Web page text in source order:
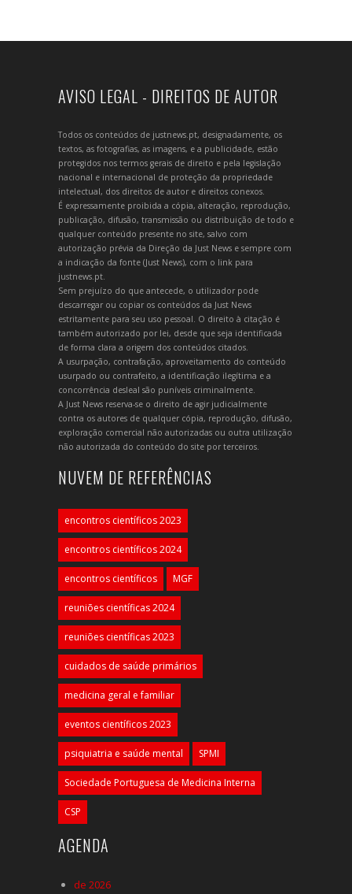
AVISO LEGAL - DIREITOS DE AUTOR
Todos os conteúdos de justnews.pt, designadamente, os
textos, as fotografias, as imagens, e a publicidade, estão
protegidos nos termos gerais de direito e pela legislação
nacional e internacional de proteção da propriedade
intelectual, dos direitos de autor e direitos conexos.
É expressamente proibida a cópia, alteração, reprodução,
publicação, difusão, transmissão ou distribuição de todo e
qualquer conteúdo presente no site, salvo com
autorização prévia da Direção da Just News e sempre com
a indicação da fonte (Just News), com o link para
justnews.pt.
Sem prejuízo do que antecede, o utilizador pode
descarregar ou copiar os conteúdos da Just News
estritamente para seu uso pessoal. O direito à citação é
também autorizado por lei, desde que seja identificada
de forma clara a origem dos conteúdos citados.
A usurpação, contrafação, aproveitamento do conteúdo
usurpado ou contrafeito, a identificação ilegítima e a
concorrência desleal são puníveis criminalmente.
A Just News reserva-se o direito de agir judicialmente
contra os autores de qualquer cópia, reprodução, difusão,
exploração comercial não autorizadas ou outra utilização
não autorizada do conteúdo do site por terceiros.
NUVEM DE REFERÊNCIAS
encontros científicos 2023
encontros científicos 2024
encontros científicos MGF
reuniões científicas 2024
reuniões científicas 2023
cuidados de saúde primários
medicina geral e familiar
eventos científicos 2023
psiquiatria e saúde mental SPMI
Sociedade Portuguesa de Medicina Interna
CSP
AGENDA
de 2026